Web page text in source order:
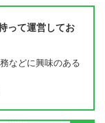
って運営してお
などに興味のある